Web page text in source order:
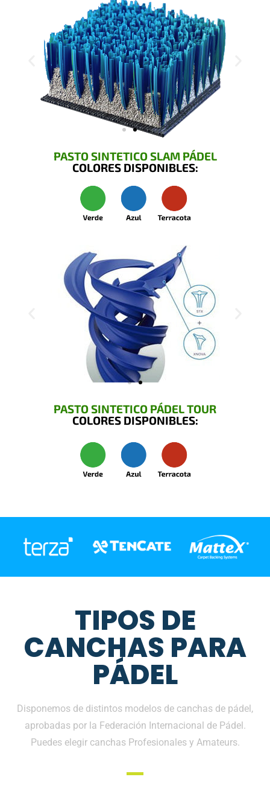
PASTO SINTETICO SLAM PÁDEL
COLORES DISPONIBLES:
PASTO SINTETICO PÁDEL TOUR
COLORES DISPONIBLES:
TIPOS DE
CANCHAS PARA
PÁDEL
Disponemos de distintos modelos de canchas de pádel,
aprobadas por la Federación Internacional de Pádel.
Puedes elegir canchas Profesionales y Amateurs.